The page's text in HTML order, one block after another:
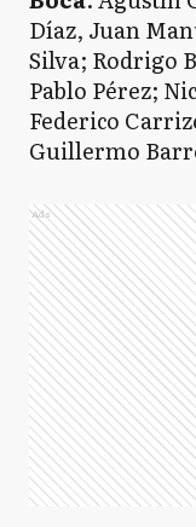
Díaz, Juan
Silva; Rodrigo
Pablo Pérez;
Federico
Guillermo
Ads